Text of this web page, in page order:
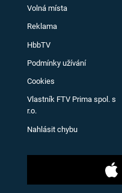
Volná místa
Reklama
HbbTV
Podmínky užívání
Cookies
Vlastník FTV Prima spol. s
r.o.
Nahlásit chybu